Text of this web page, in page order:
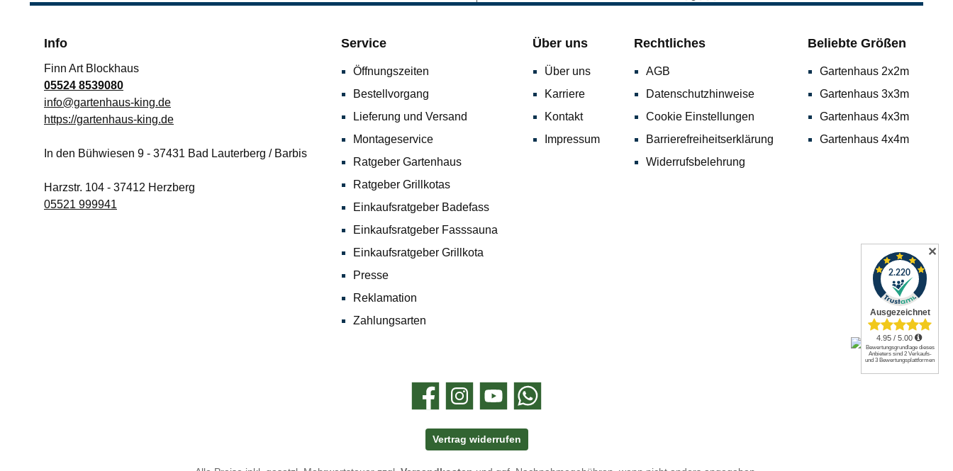
Info
Finn Art Blockhaus
05524 8539080
info@gartenhaus-king.de
https://gartenhaus-king.de
In den Bühwiesen 9 - 37431 Bad Lauterberg / Barbis
Harzstr. 104 - 37412 Herzberg
05521 999941
Service
Öffnungszeiten
Bestellvorgang
Lieferung und Versand
Montageservice
Ratgeber Gartenhaus
Ratgeber Grillkotas
Einkaufsratgeber Badefass
Einkaufsratgeber Fasssauna
Einkaufsratgeber Grillkota
Presse
Reklamation
Zahlungsarten
Über uns
Über uns
Karriere
Kontakt
Impressum
Rechtliches
AGB
Datenschutzhinweise
Cookie Einstellungen
Barrierefreiheitserklärung
Widerrufsbelehrung
Beliebte Größen
Gartenhaus 2x2m
Gartenhaus 3x3m
Gartenhaus 4x3m
Gartenhaus 4x4m
FacebookInstagramYouTube WhatsApp
Vertrag widerrufen
✕